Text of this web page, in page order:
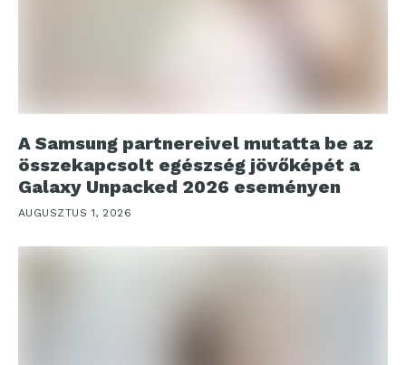
A Samsung partnereivel mutatta be az
összekapcsolt egészség jövőképét a
Galaxy Unpacked 2026 eseményen
AUGUSZTUS 1, 2026